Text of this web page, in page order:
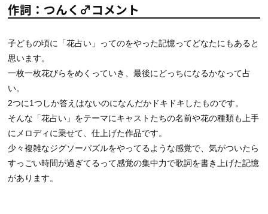
作詞：つんく♂コメント
子どもの頃に「花占い」ってのをやった記憶ってどなたにもあると
思います。
一枚一枚花びらをめくっていき、最後にどっちになるかなって占
い。
2つに1つしか答えはないのになんだかドキドキしたものです。
そんな「花占い」をテーマにキャストたちの名前や花の種類も上手
にメロディに乗せて、仕上げた作品です。
少々複雑なジグソーパズルをやってるような感覚で、気がついたら
すっごい時間が過ぎてるって感覚の集中力で歌詞を書き上げた記憶
があります。